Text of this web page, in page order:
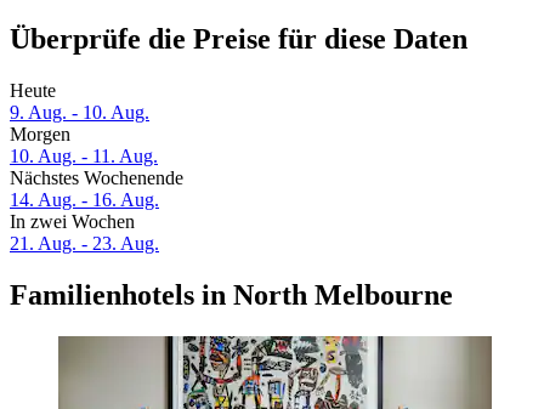
Überprüfe die Preise für diese Daten
Heute
9. Aug. - 10. Aug.
Morgen
10. Aug. - 11. Aug.
Nächstes Wochenende
14. Aug. - 16. Aug.
In zwei Wochen
21. Aug. - 23. Aug.
Familienhotels in North Melbourne